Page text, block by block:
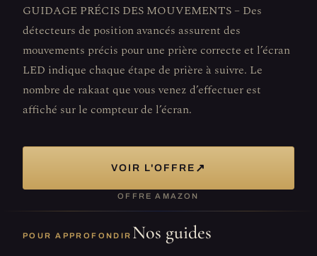
GUIDAGE PRÉCIS DES MOUVEMENTS – Des
détecteurs de position avancés assurent des
mouvements précis pour une prière correcte et l’écran
LED indique chaque étape de prière à suivre. Le
nombre de rakaat que vous venez d’effectuer est
affiché sur le compteur de l’écran.
VOIR L'OFFRE ↗
OFFRE AMAZON
POUR APPROFONDIR Nos guides